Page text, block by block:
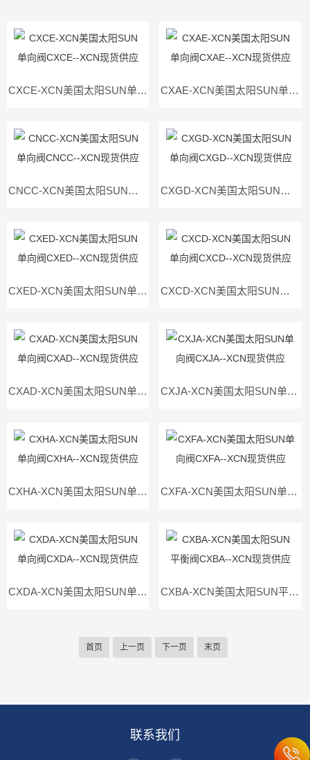
CXCE-XCN美国太阳SUN单向阀CXCE--XCN现货供应 CXAE-XCN美国太阳SUN单向阀CXAE--XCN现货供应
CNCC-XCN美国太阳SUN单向阀CNCC--XCN现货供应 CXGD-XCN美国太阳SUN单向阀CXGD--XCN现货供应
CXED-XCN美国太阳SUN单向阀CXED--XCN现货供应 CXCD-XCN美国太阳SUN单向阀CXCD--XCN现货供应
CXAD-XCN美国太阳SUN单向阀CXAD--XCN现货供应 CXJA-XCN美国太阳SUN单向阀CXJA--XCN现货供应
CXHA-XCN美国太阳SUN单向阀CXHA--XCN现货供应 CXFA-XCN美国太阳SUN单向阀CXFA--XCN现货供应
CXDA-XCN美国太阳SUN单向阀CXDA--XCN现货供应 CXBA-XCN美国太阳SUN平衡阀CXBA--XCN现货供应
首页 上一页 下一页 末页
联系我们